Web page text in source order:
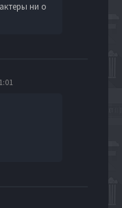
ни о